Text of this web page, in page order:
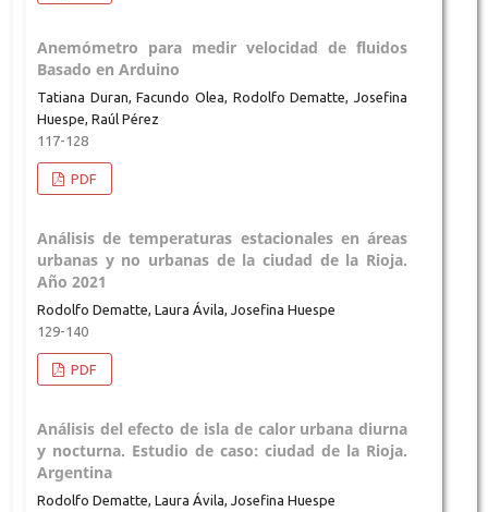
Anemómetro para medir velocidad de fluidos
Basado en Arduino
Tatiana Duran, Facundo Olea, Rodolfo Dematte, Josefina
Huespe, Raúl Pérez
117-128
PDF
Análisis de temperaturas estacionales en áreas
urbanas y no urbanas de la ciudad de la Rioja.
Año 2021
Rodolfo Dematte, Laura Ávila, Josefina Huespe
129-140
PDF
Análisis del efecto de isla de calor urbana diurna
y nocturna. Estudio de caso: ciudad de la Rioja.
Argentina
Rodolfo Dematte, Laura Ávila, Josefina Huespe